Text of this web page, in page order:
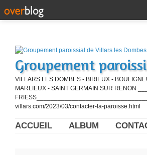
Groupement
VILLARS LES DOMBES - BIRIEUX -
MARLIEUX - SAINT GERMAIN SUR RENON
villars.com/2023/03/contacter-la-paroisse.html
ACCUEIL ALBUM